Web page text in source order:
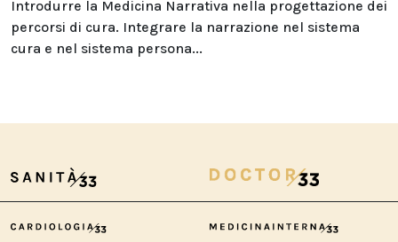
Introdurre la Medicina Narrativa nella progettazione dei
percorsi di cura. Integrare la narrazione nel sistema
cura e nel sistema persona...